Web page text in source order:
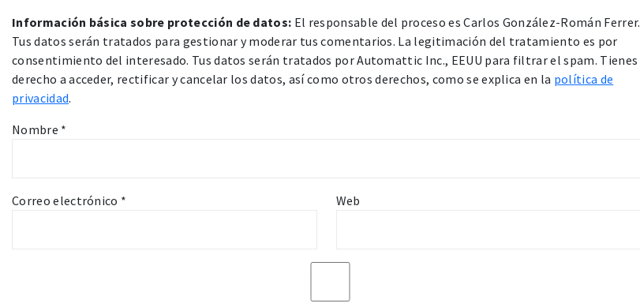
Información básica sobre protección de datos: El responsable del proceso es Carlos González-Román Ferrer.
Tus datos serán tratados para gestionar y moderar tus comentarios. La legitimación del tratamiento es por
consentimiento del interesado. Tus datos serán tratados por Automattic Inc., EEUU para filtrar el spam. Tienes
derecho a acceder, rectificar y cancelar los datos, así como otros derechos, como se explica en la política de
privacidad.
Nombre *
Correo electrónico * Web